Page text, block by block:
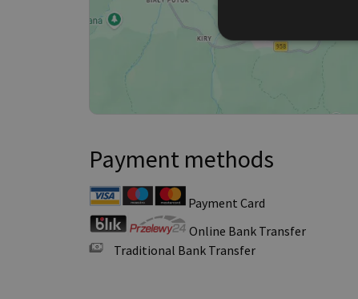
Payment methods
Payment Card
Online Bank Transfer
Traditional Bank Transfer